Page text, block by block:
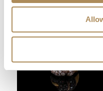
gold
Related products